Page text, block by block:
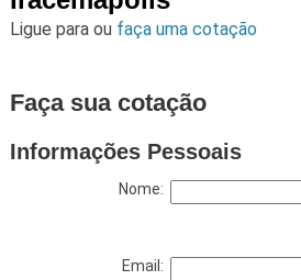
Ligue para ou faça uma cotação
Faça sua cotação
Informações Pessoais
Nome:
Email: